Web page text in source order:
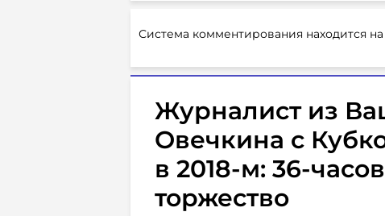
Система комментирования находится
Журналист из
Овечкина с
в 2018-м: 36-
торжество